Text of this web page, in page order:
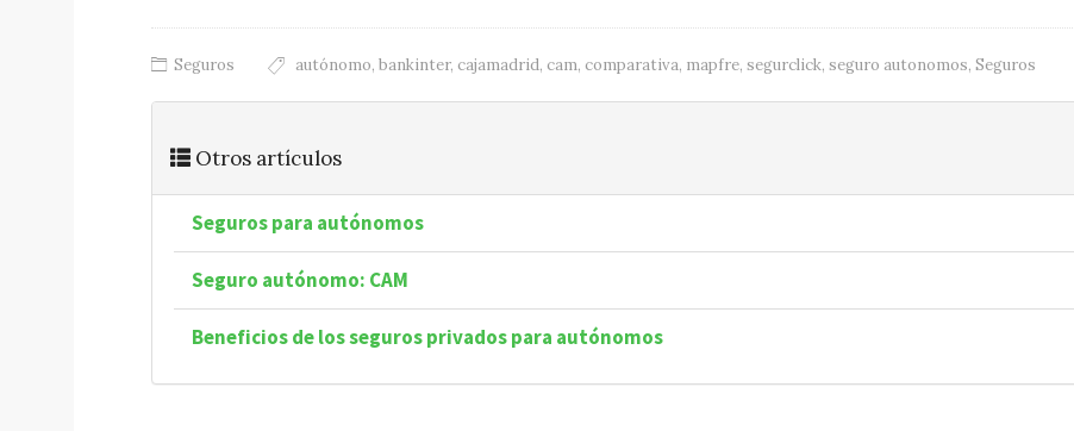
Seguros autónomo, bankinter, cajamadrid, cam, comparativa, mapfre, segurclick, seguro autonomos, Seguros
Otros artículos
Seguros para autónomos
Seguro autónomo: CAM
Beneficios de los seguros privados para autónomos